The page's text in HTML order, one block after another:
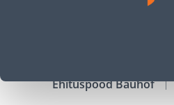
Ehituspood Bauhof